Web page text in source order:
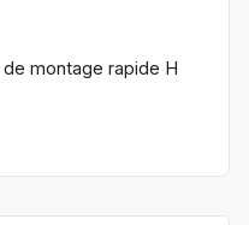
montage rapide H